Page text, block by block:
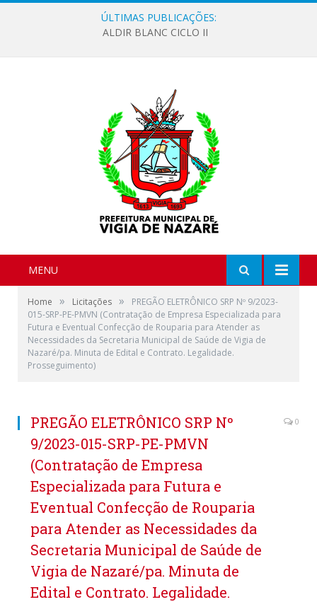
ÚLTIMAS PUBLICAÇÕES:
ALDIR BLANC CICLO II
MENU
Home » Licitações »
PREGÃO ELETRÔNICO SRP Nº 9/2023-
015-SRP-PE-PMVN (Contratação de Empresa Especializada para
Futura e Eventual Confecção de Rouparia para Atender as
Necessidades da Secretaria Municipal de Saúde de Vigia de
Nazaré/pa. Minuta de Edital e Contrato. Legalidade.
Prosseguimento)
PREGÃO ELETRÔNICO SRP Nº
9/2023-015-SRP-PE-PMVN
(Contratação de Empresa
Especializada para Futura e
Eventual Confecção de Rouparia
para Atender as Necessidades da
Secretaria Municipal de Saúde de
Vigia de Nazaré/pa. Minuta de
Edital e Contrato. Legalidade.
0